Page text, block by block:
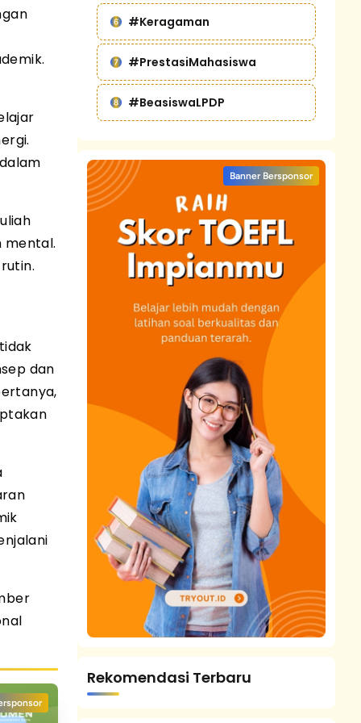
mental.
dan
#Keragaman
#PrestasiMahasiswa
#BeasiswaLPDP
Banner Bersponsor
Rekomendasi Terbaru